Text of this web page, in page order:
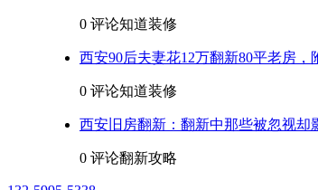
0 评论知道装修
西安90后夫妻花12万翻新80平老房
0 评论知道装修
西安旧房翻新：翻新中那些被忽视却
0 评论翻新攻略